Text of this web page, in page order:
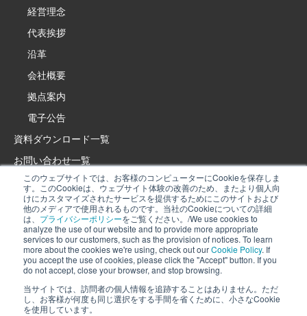
このウェブサイトでは、お客様のコンピューターにCookieを保存しま
す。このCookieは、ウェブサイト体験の改善のため、またより個人向
けにカスタマイズされたサービスを提供するためにこのサイトおよび
他のメディアで使用されるものです。当社のCookieについての詳細
は、 プライバシーポリシーをご覧ください。/We use cookies to
analyze the use of our website and to provide more appropriate
services to our customers, such as the provision of notices. To learn
more about the cookies we're using, check out ourCookie Policy. If
you accept the use of cookies, please click the "Accept" button. If you
do not accept, close your browser, and stop browsing.
当サイトでは、訪問者の個人情報を追跡することはありません。ただ
し、お客様が何度も同じ選択をする手間を省くために、小さなCookie
を使用しています。
経営理念
代表挨拶
沿革
会社概要
拠点案内
電子公告
資料ダウンロード一覧
お問い合わせ一覧
製品・サービスサイト
イプロス特設サイト
採用情報
プライバシーポリシー
Cookieポリシー
ソーシャルメディアポリシー
当社では、当サイトの利用状況を分析し、お知らせの提供などお客様により
適したサービスを提供するために、Cookieを利用しています。詳細は、
Cookieポリシーを確認してください。Cookieの利用に同意いただける場合
は、「同意」ボタンを押してください。同意できない場合は、ブラウザを閉